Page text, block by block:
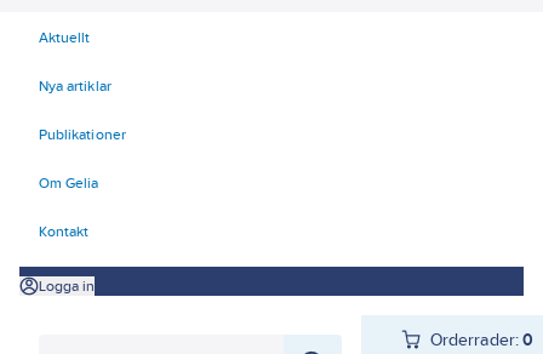
Aktuellt
Nya artiklar
Publikationer
Om Gelia
Kontakt
Logga in
Orderrader:0